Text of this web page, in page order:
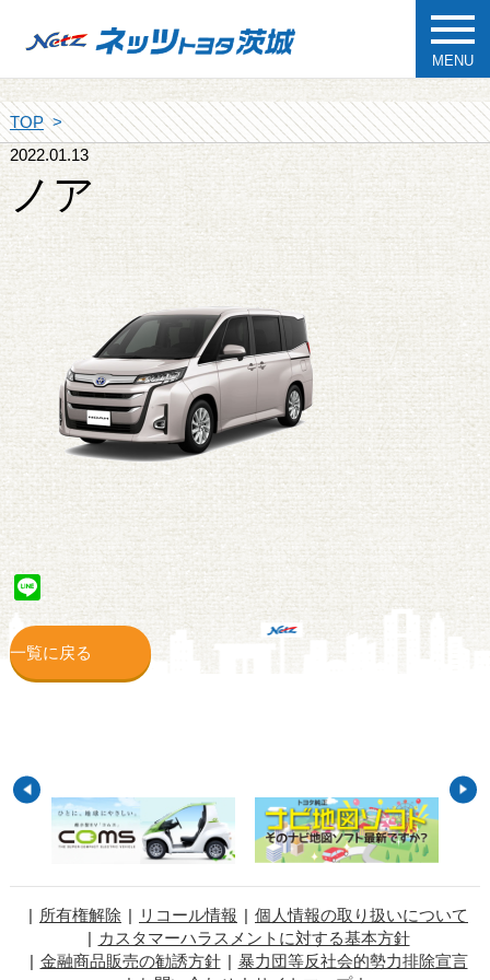
MENU
TOP
2022.01.13
ノア
Line
一覧に戻る
所有権解除 リコール情報
個人情報の取り扱いについて
カスタマーハラスメントに対する基本方針
金融商品販売の勧誘方針
暴力団等反社会的勢力排除宣言